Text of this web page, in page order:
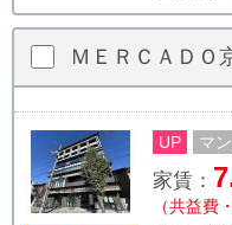
ＭＥＲＣＡＤＯ
UP マ
家賃：
（共益費